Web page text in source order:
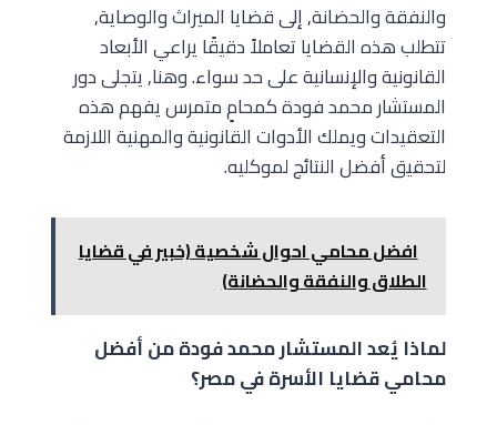
والنفقة والحضانة, إلى قضايا الميراث والوصاية,
تتطلب هذه القضايا تعاملاً دقيقًا يراعي الأبعاد
القانونية والإنسانية على حد سواء. وهنا, يتجلى دور
المستشار محمد فودة كمحامٍ متمرس يفهم هذه
التعقيدات ويملك الأدوات القانونية والمهنية اللازمة
لتحقيق أفضل النتائج لموكليه.
افضل محامي احوال شخصية (خبير في قضايا
الطلاق والنفقة والحضانة)
لماذا يُعد المستشار محمد فودة من أفضل
محامي قضايا الأسرة في مصر؟